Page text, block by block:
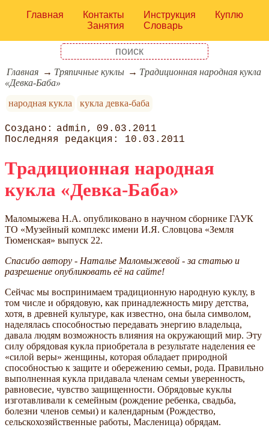
Главная Контакты Инструкция
Куплю
Занятия
Словарь
Главная Тряпичные куклы
Традиционная народная кукла
«Девка-Баба»
народная кукла
кукла девка-баба
admin
09.03.2011
10.03.2011
Традиционная народная
кукла «Девка-Баба»
Маломыжева Н.А. опубликовано в научном сборнике ГАУК
ТО «Музейный комплекс имени И.Я. Словцова «Земля
Тюменская» выпуск 22.
Спасибо автору - Наталье Маломыжевой - за статью и
разрешение опубликовать её на сайте!
Сейчас мы воспринимаем традиционную народную куклу, в
том числе и обрядовую, как принадлежность миру детства,
хотя, в древней культуре, как известно, она была символом,
наделялась способностью передавать энергию владельца,
давала людям возможность влияния на окружающий мир. Эту
силу обрядовая кукла приобретала в результате наделения ее
«силой веры» женщины, которая обладает природной
способностью к защите и обережению семьи, рода. Правильно
выполненная кукла придавала членам семьи уверенность,
равновесие, чувство защищенности. Обрядовые куклы
изготавливали к семейным (рождение ребенка, свадьба,
болезни членов семьи) и календарным (Рождество,
сельскохозяйственные работы, Масленица) обрядам.